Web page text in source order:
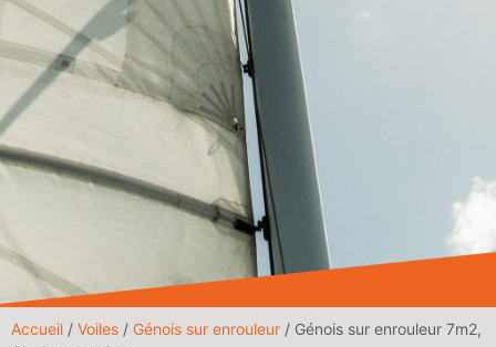
Accueil / Voiles / Génois sur enrouleur / Génois sur enrouleur 7m2,